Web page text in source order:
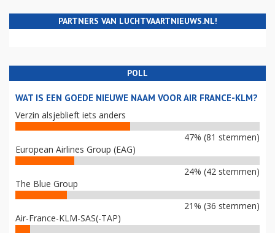
PARTNERS VAN LUCHTVAARTNIEUWS.NL!
POLL
WAT IS EEN GOEDE NIEUWE NAAM VOOR AIR FRANCE-KLM?
Verzin alsjeblieft iets anders
47% (81 stemmen)
European Airlines Group (EAG)
24% (42 stemmen)
The Blue Group
21% (36 stemmen)
Air-France-KLM-SAS(-TAP)